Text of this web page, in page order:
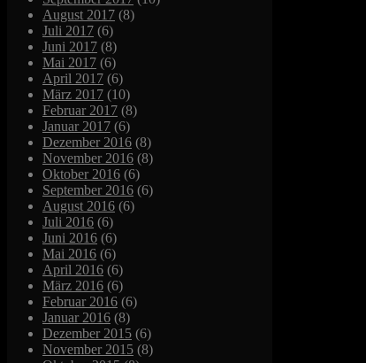
August 2017 (8)
Juli 2017 (6)
Juni 2017 (8)
Mai 2017 (6)
April 2017 (6)
März 2017 (10)
Februar 2017 (8)
Januar 2017 (6)
Dezember 2016 (8)
November 2016 (8)
Oktober 2016 (6)
September 2016 (6)
August 2016 (6)
Juli 2016 (6)
Juni 2016 (6)
Mai 2016 (6)
April 2016 (6)
März 2016 (6)
Februar 2016 (6)
Januar 2016 (8)
Dezember 2015 (6)
November 2015 (8)